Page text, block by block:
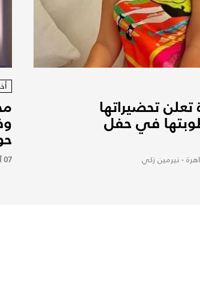
تحضيراتها
في حفل
- نيرمين زكي 07 آب 2026